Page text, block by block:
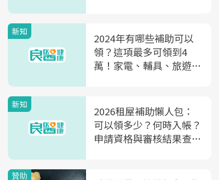
新知
2024年有哪些補助可以
領？這項最多可領到4
萬！家電、輔具、旅遊...
新知
2026租屋補助懶人包：
可以領多少？何時入帳？
申請資格與審核結果查詢